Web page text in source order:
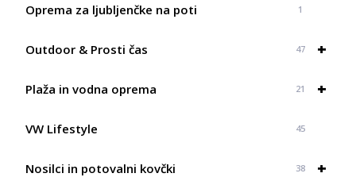
Oprema za ljubljenčke na poti 1
+
Outdoor & Prosti čas 47
+
Plaža in vodna oprema 21
VW Lifestyle 45
+
Nosilci in potovalni kovčki 38